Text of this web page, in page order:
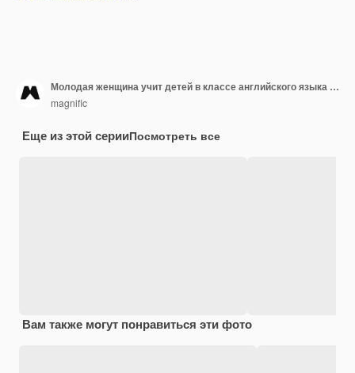
Молодая женщина учит детей в классе английского языка онлайн
magnific
Еще из этой серииПосмотреть все
Вам также могут понравиться эти фото